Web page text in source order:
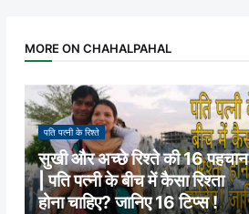
MORE ON CHAHALPAHAL
पति पत्नी के रिश्ते
सुखी और अच्छे रिश्ते की 16 पहचान
| पति पत्नी के बीच में कैसा रिश्ता
होना चाहिए? जानिए 16 टिप्स !